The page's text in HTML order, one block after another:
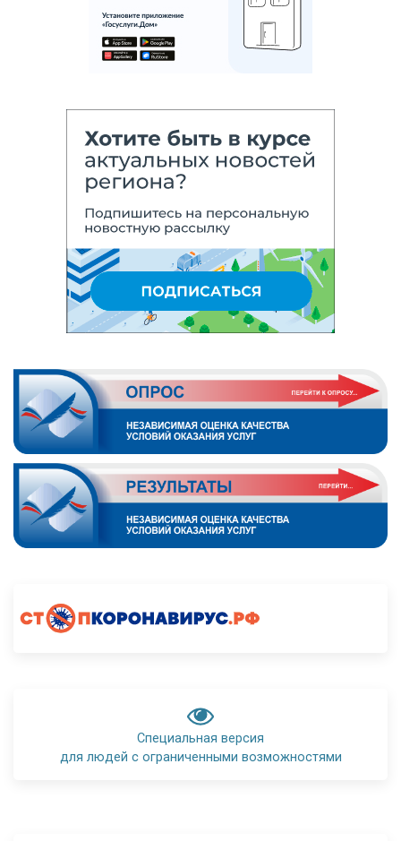
Специальная версия
для людей с ограниченными возможностями